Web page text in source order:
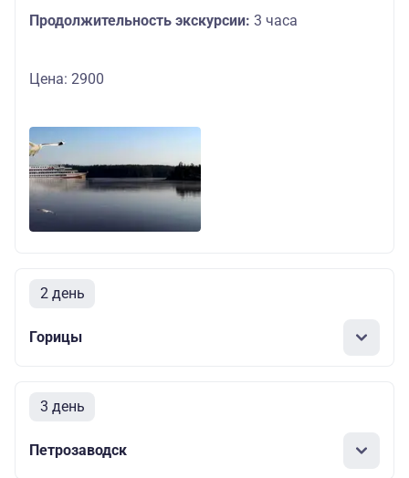
Продолжительность экскурсии: 3 часа
Цена: 2900
2 день
Горицы
3 день
Петрозаводск